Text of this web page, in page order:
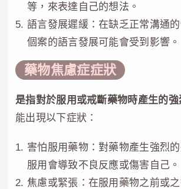
等，來表達自己的想法。
語言發展遲緩：在缺乏正常溝通
個案的語言發展可能會受到影響。
藥物焦慮症症狀
是指對於服用或戒斷藥物時產生的
能出現以下症狀：
害怕服用藥物：對藥物產生強烈
服用會導致不良反應或傷害自己。
焦慮或緊張：在服用藥物之前或